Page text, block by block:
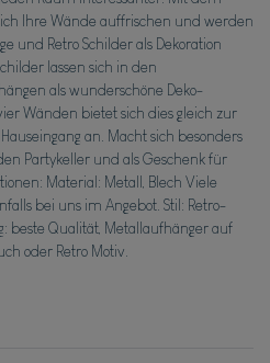
Ihre Wände auffrischen und werden
und Retro Schilder als Dekoration
lassen sich in den
als wunderschöne Deko-
Wänden bietet sich dies gleich zur
an. Macht sich besonders
Partykeller und als Geschenk für
Material: Metall, Blech Viele
bei uns im Angebot. Stil: Retro-
beste Qualität, Metallaufhänger auf
oder Retro Motiv.